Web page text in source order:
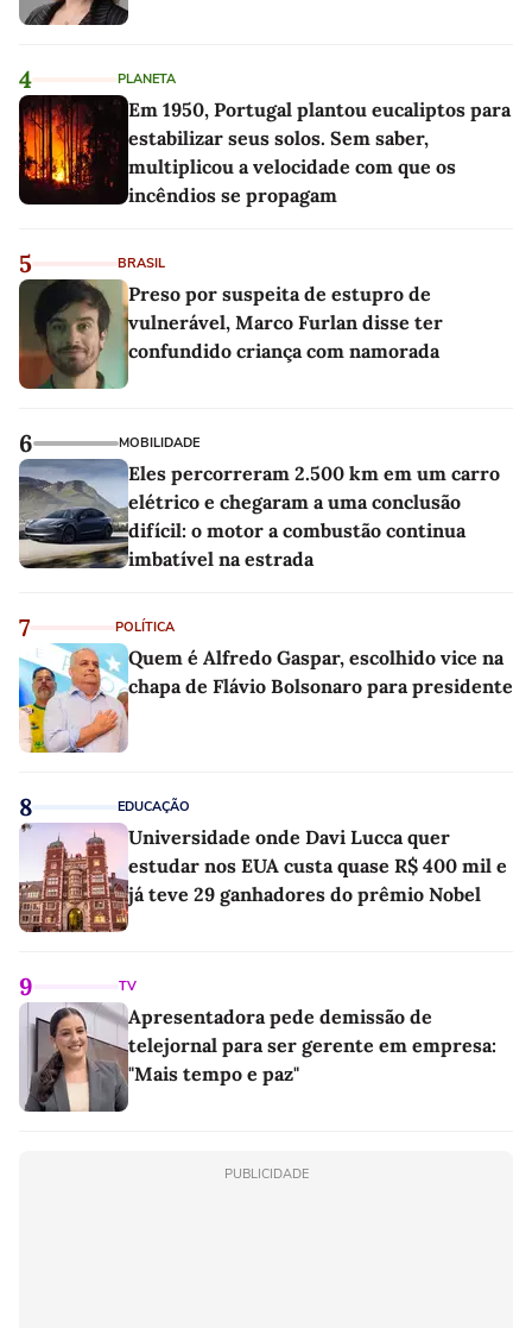
4 PLANETA
Em 1950, Portugal plantou eucaliptos para
estabilizar seus solos. Sem saber,
multiplicou a velocidade com que os
incêndios se propagam
5 BRASIL
Preso por suspeita de estupro de
vulnerável, Marco Furlan disse ter
confundido criança com namorada
6 MOBILIDADE
Eles percorreram 2.500 km em um carro
elétrico e chegaram a uma conclusão
difícil: o motor a combustão continua
imbatível na estrada
7 POLÍTICA
Quem é Alfredo Gaspar, escolhido vice na
chapa de Flávio Bolsonaro para presidente
8 EDUCAÇÃO
Universidade onde Davi Lucca quer
estudar nos EUA custa quase R$ 400 mil e
já teve 29 ganhadores do prêmio Nobel
9 TV
Apresentadora pede demissão de
telejornal para ser gerente em empresa:
"Mais tempo e paz"
PUBLICIDADE